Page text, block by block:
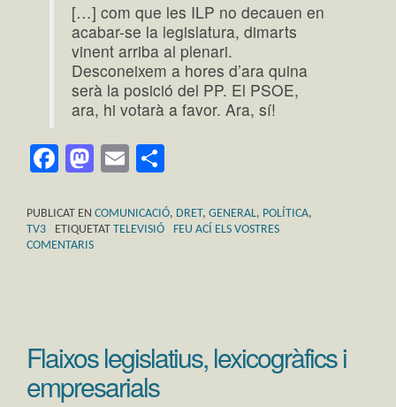
[…] com que les ILP no decauen en
acabar-se la legislatura, dimarts
vinent arriba al plenari.
Desconeixem a hores d’ara quina
serà la posició del PP. El PSOE,
ara, hi votarà a favor. Ara, sí!
Facebook
Mastodon
Email
PUBLICAT EN COMUNICACIÓ, DRET, GENERAL, POLÍTICA,
TV3
ETIQUETAT TELEVISIÓ
FEU ACÍ ELS VOSTRES
COMENTARIS
Flaixos legislatius, lexicogràfics i
empresarials